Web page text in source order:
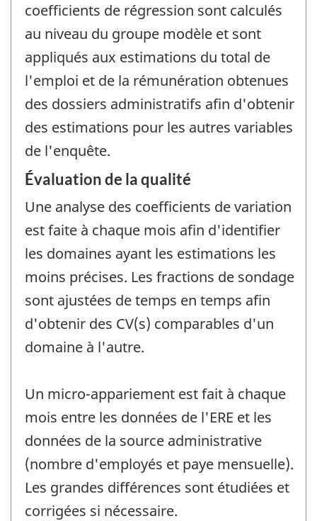
coefficients de régression sont calculés
au niveau du groupe modèle et sont
appliqués aux estimations du total de
l'emploi et de la rémunération obtenues
des dossiers administratifs afin d'obtenir
des estimations pour les autres variables
de l'enquête.
Évaluation de la qualité
Une analyse des coefficients de variation
est faite à chaque mois afin d'identifier
les domaines ayant les estimations les
moins précises. Les fractions de sondage
sont ajustées de temps en temps afin
d'obtenir des CV(s) comparables d'un
domaine à l'autre.
Un micro-appariement est fait à chaque
mois entre les données de l'ERE et les
données de la source administrative
(nombre d'employés et paye mensuelle).
Les grandes différences sont étudiées et
corrigées si nécessaire.